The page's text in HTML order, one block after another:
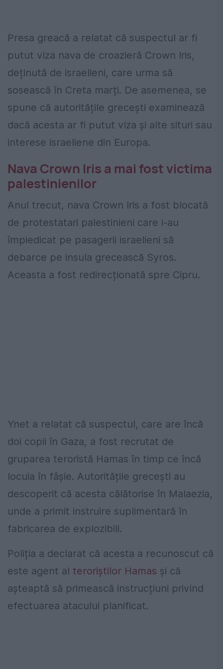
Presa greacă a relatat că suspectul ar fi
putut viza nava de croazieră Crown Iris,
deținută de israelieni, care urma să
sosească în Creta marți. De asemenea, se
spune că autoritățile grecești examinează
dacă acesta ar fi putut viza și alte situri sau
interese israeliene din Europa.
Nava Crown Iris a mai fost victima
palestinienilor
Anul trecut, nava Crown Iris a fost blocată
de protestatari palestinieni care i-au
împiedicat pe pasagerii israelieni să
debarce pe insula grecească Syros.
Aceasta a fost redirecționată spre Cipru.
Ynet a relatat că suspectul, care are încă
doi copii în Gaza, a fost recrutat de
gruparea teroristă Hamas în timp ce încă
locuia în fâșie. Autoritățile grecești au
descoperit că acesta călătorise în Malaezia,
unde a primit instruire suplimentară în
fabricarea de explozibili.
Poliția a declarat că acesta a recunoscut că
este agent al teroriștilor Hamas și că
așteaptă să primească instrucțiuni privind
efectuarea atacului planificat.